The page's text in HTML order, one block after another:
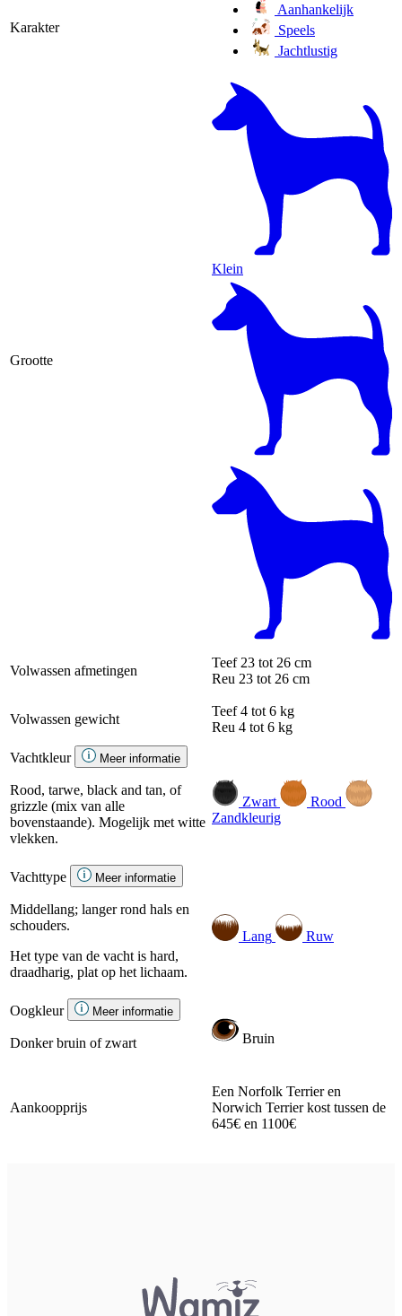
Karakter
Aanhankelijk
Speels
Jachtlustig
Grootte
Klein
Volwassen afmetingen
Teef 23 tot 26 cm
Reu 23 tot 26 cm
Volwassen gewicht
Teef 4 tot 6 kg
Reu 4 tot 6 kg
Vachtkleur
Meer informatie
Rood, tarwe, black and tan, of
grizzle (mix van alle
bovenstaande). Mogelijk met witte
vlekken.
Zwart
Rood
Zandkleurig
Vachttype Meer informatie
Middellang; langer rond hals en
schouders.
Het type van de vacht is hard,
draadharig, plat op het lichaam.
Lang Ruw
Oogkleur Meer informatie
Donker bruin of zwart Bruin
Aankoopprijs
Een Norfolk Terrier en
Norwich Terrier kost tussen de
645€ en 1100€